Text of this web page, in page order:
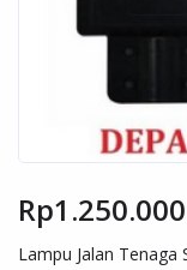
Rp1.250.000
Lampu Jalan Tenaga